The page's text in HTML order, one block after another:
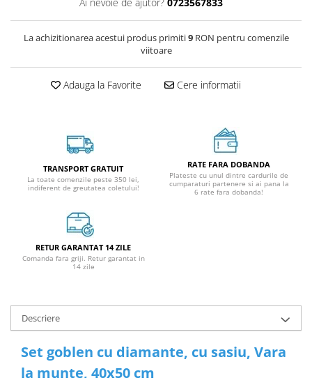
Ai nevoie de ajutor? 0723567833
La achizitionarea acestui produs primiti9RON pentru comenzile
viitoare
Adauga la Favorite Cere informatii
TRANSPORT GRATUIT
La toate comenzile peste 350 lei,
indiferent de greutatea coletului!
RATE FARA DOBANDA
Plateste cu unul dintre cardurile de
cumparaturi partenere si ai pana la
6 rate fara dobanda!
RETUR GARANTAT 14 ZILE
Comanda fara griji. Retur garantat in
14 zile
Descriere
Set goblen cu diamante, cu sasiu, Vara
la munte, 40x50 cm